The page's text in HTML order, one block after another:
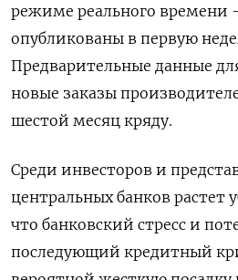
режиме реального времени
опубликованы в первую
Предварительные данные
новые заказы
шестой месяц кряду.
Среди инвесторов и
центральных банков растет
что банковский стресс и
последующий кредитный